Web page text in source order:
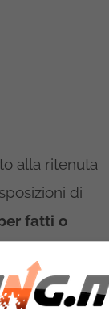
alla ritenuta
di
fatti o
di imposta che
la parte che